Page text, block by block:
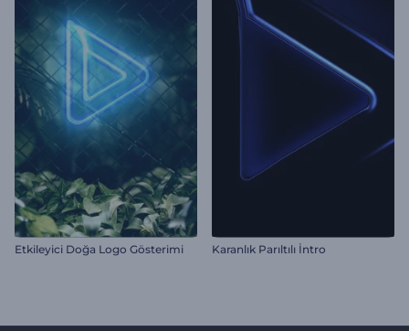
Etkileyici Doğa Logo Gösterimi Karanlık Parıltılı İntro